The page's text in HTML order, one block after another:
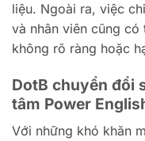
liệu. Ngoài ra, việc
và nhân viên cũng
không rõ ràng hoặc
DotB chuyển đổi
tâm Power
Với những khó khăn